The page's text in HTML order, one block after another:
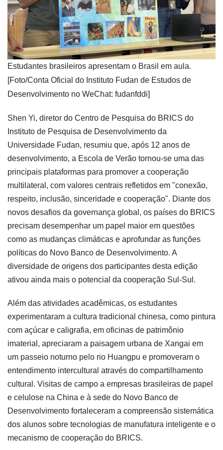
​Estudantes brasileiros apresentam o Brasil em aula.
[Foto/Conta Oficial do Instituto Fudan de Estudos de
Desenvolvimento no WeChat: fudanfddi]
Shen Yi, diretor do Centro de Pesquisa do BRICS do
Instituto de Pesquisa de Desenvolvimento da
Universidade Fudan, resumiu que, após 12 anos de
desenvolvimento, a Escola de Verão tornou-se uma das
principais plataformas para promover a cooperação
multilateral, com valores centrais refletidos em "conexão,
respeito, inclusão, sinceridade e cooperação". Diante dos
novos desafios da governança global, os países do BRICS
precisam desempenhar um papel maior em questões
como as mudanças climáticas e aprofundar as funções
políticas do Novo Banco de Desenvolvimento. A
diversidade de origens dos participantes desta edição
ativou ainda mais o potencial da cooperação Sul-Sul.
Além das atividades acadêmicas, os estudantes
experimentaram a cultura tradicional chinesa, como pintura
com açúcar e caligrafia, em oficinas de patrimônio
imaterial, apreciaram a paisagem urbana de Xangai em
um passeio noturno pelo rio Huangpu e promoveram o
entendimento intercultural através do compartilhamento
cultural. Visitas de campo a empresas brasileiras de papel
e celulose na China e à sede do Novo Banco de
Desenvolvimento fortaleceram a compreensão sistemática
dos alunos sobre tecnologias de manufatura inteligente e o
mecanismo de cooperação do BRICS.